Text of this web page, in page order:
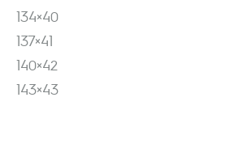
134×40
137×41
140×42
143×43